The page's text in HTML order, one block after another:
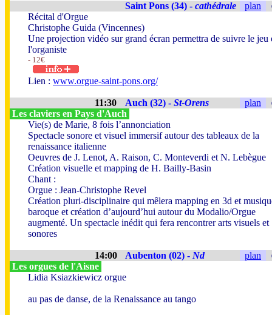
Saint Pons (34) - cathédrale plan
Récital d'Orgue
Christophe Guida (Vincennes)
Une projection vidéo sur grand écran permettra de suivre le jeu
l'organiste
- 12€
Lien : www.orgue-saint-pons.org/
11:30 Auch (32) - St-Orens plan
Les claviers en Pays d'Auch
Vie(s) de Marie, 8 fois l’annonciation
Spectacle sonore et visuel immersif autour des tableaux de la
renaissance italienne
Oeuvres de J. Lenot, A. Raison, C. Monteverdi et N. Lebègue
Création visuelle et mapping de H. Bailly-Basin
Chant :
Orgue : Jean-Christophe Revel
Création pluri-disciplinaire qui mêlera mapping en 3d et
baroque et création d’aujourd’hui autour du Modalio/Orgue
augmenté. Un spectacle inédit qui fera rencontrer arts visuels et
sonores
14:00 Aubenton (02) - Nd plan
Les orgues de l'Aisne
Lidia Ksiazkiewicz orgue
au pas de danse, de la Renaissance au tango